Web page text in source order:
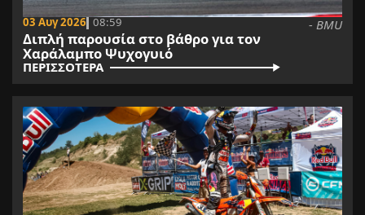
03 Αυγ 2026 08:59 - BMU
Διπλή παρουσία στο βάθρο για τον
Χαράλαμπο Ψυχογυιό
ΠΕΡΙΣΣΟΤΕΡΑ